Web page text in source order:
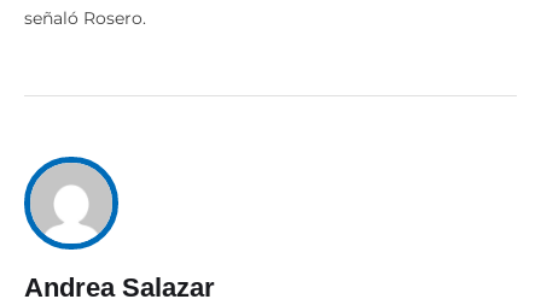
señaló Rosero.
Andrea Salazar